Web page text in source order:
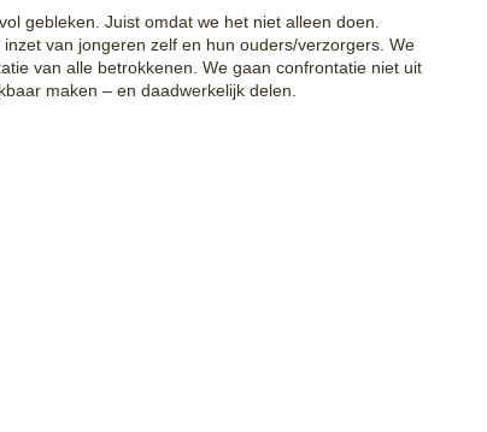
gebleken. Juist omdat we het niet alleen doen.
van jongeren zelf en hun ouders/verzorgers. We
van alle betrokkenen. We gaan confrontatie niet uit
maken – en daadwerkelijk delen.